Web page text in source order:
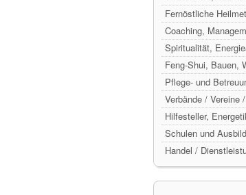
Fernöstliche
Coaching,
Spiritualität,
Feng-Shui, Bauen,
Pflege- und
Verbände / Vereine
Hilfesteller,
Schulen und
Handel /